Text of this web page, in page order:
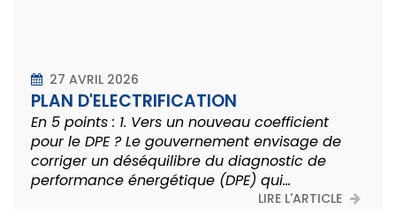
27 AVRIL 2026
PLAN D'ELECTRIFICATION
En 5 points : 1. Vers un nouveau coefficient
pour le DPE ? Le gouvernement envisage de
corriger un déséquilibre du diagnostic de
performance énergétique (DPE) qui...
LIRE L'ARTICLE